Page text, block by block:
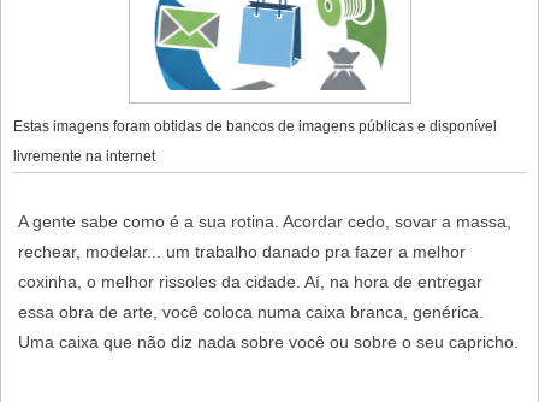
Estas imagens foram obtidas de bancos de imagens públicas e disponível
livremente na internet
A gente sabe como é a sua rotina. Acordar cedo, sovar a massa,
rechear, modelar... um trabalho danado pra fazer a melhor
coxinha, o melhor rissoles da cidade. Aí, na hora de entregar
essa obra de arte, você coloca numa caixa branca, genérica.
Uma caixa que não diz nada sobre você ou sobre o seu capricho.